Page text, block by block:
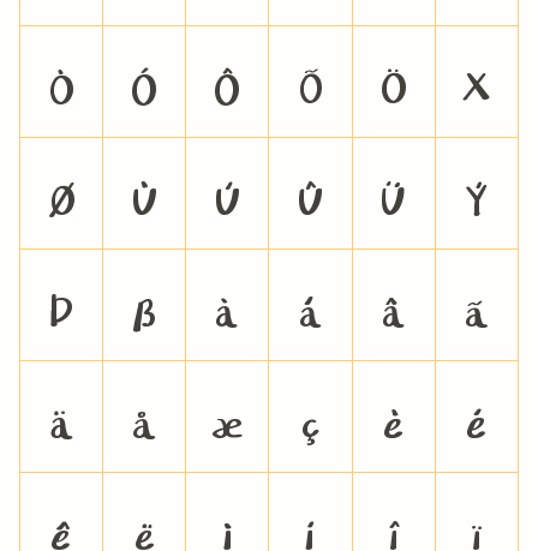
Ò
Ó Ô Õ Ö
×
Ø
Ù Ú Û Ü
Ý
Þ
ß à á â
ã
ä
å æ ç è
é
ê
ë ì í î ï